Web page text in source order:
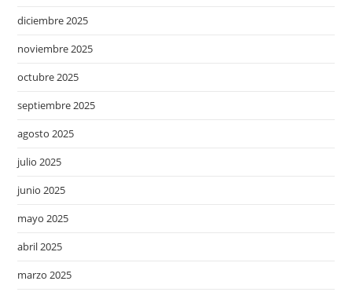
diciembre 2025
noviembre 2025
octubre 2025
septiembre 2025
agosto 2025
julio 2025
junio 2025
mayo 2025
abril 2025
marzo 2025